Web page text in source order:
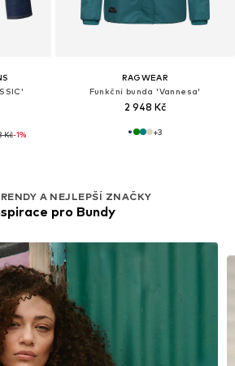
Kč-1%
RAGWEAR
Funkční bunda 'Vannesa'
2 948 Kč
+3
A NEJLEPŠÍ ZNAČKY
pro Bundy